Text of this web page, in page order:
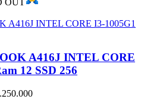
OUT
A416J INTEL CORE
12 SSD 256